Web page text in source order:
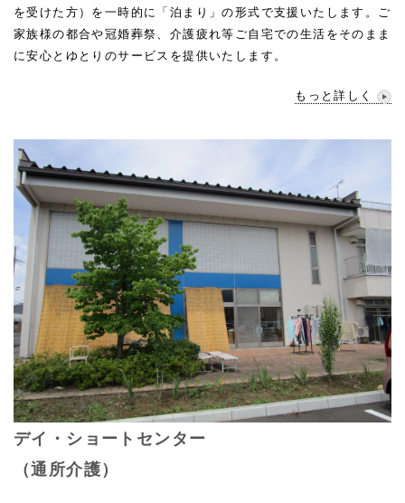
を受けた方）を一時的に「泊まり」の形式で支援いたします。ご
家族様の都合や冠婚葬祭、介護疲れ等ご自宅での生活をそのまま
に安心とゆとりのサービスを提供いたします。
もっと詳しく
デイ・ショートセンター
（通所介護）